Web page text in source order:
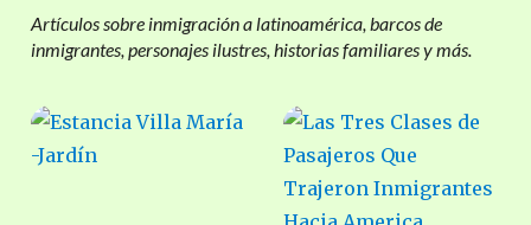
Artículos sobre inmigración a latinoamérica, barcos de
inmigrantes, personajes ilustres, historias familiares y más.